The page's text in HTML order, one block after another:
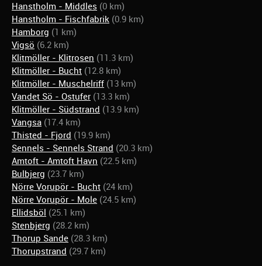
Hanstholm - Middles (0 km)
Hanstholm - Fischfabrik (0.9 km)
Hamborg (1 km)
Vigsö (6.2 km)
Klitmöller - Klitrosen (11.3 km)
Klitmöller - Bucht (12.8 km)
Klitmöller - Muschelriff (13 km)
Vandet Sö - Ostufer (13.3 km)
Klitmöller - Südstrand (13.9 km)
Vangsa (17.4 km)
Thisted - Fjord (19.9 km)
Sennels - Sennels Strand (20.3 km)
Amtoft - Amtoft Havn (22.5 km)
Bulbjerg (23.7 km)
Nörre Vorupör - Bucht (24 km)
Nörre Vorupör - Mole (24.5 km)
Ellidsböl (25.1 km)
Stenbjerg (28.2 km)
Thorup Sande (28.3 km)
Thorupstrand (29.7 km)